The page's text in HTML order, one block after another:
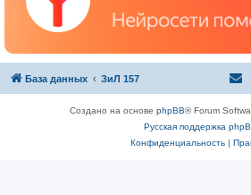
База данных ЗиЛ 157
Создано на основе phpBB® Forum
Русская поддержка
Конфиденциальность|